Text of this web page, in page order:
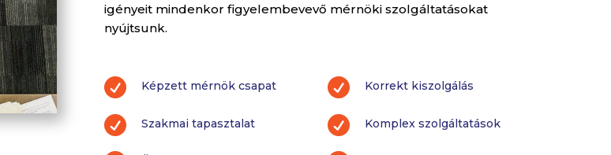
igényeit mindenkor figyelembevevő mérnöki szolgáltatásokat
nyújtsunk.
 Képzett mérnök csapat
 Szakmai tapasztalat
 Korrekt kiszolgálás
 Komplex szolgáltatások